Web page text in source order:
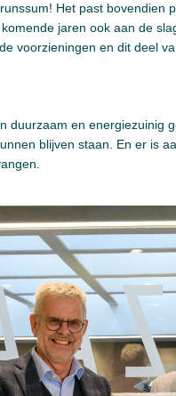
Het past bovendien
jaren ook aan de
voorzieningen en dit deel
duurzaam en energiezuinig
blijven staan. En er is